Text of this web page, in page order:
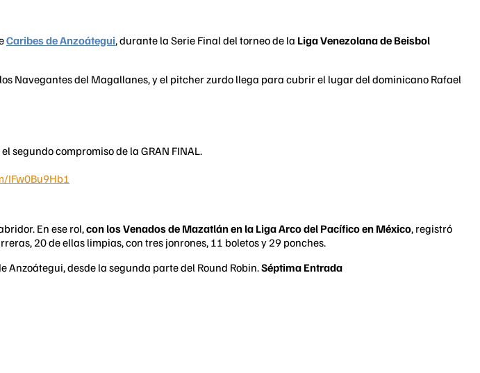
Caribes de Anzoátegui, durante la Serie Final del torneo de la Liga Venezolana de Beisbol
Navegantes del Magallanes, y el pitcher zurdo llega para cubrir el lugar del dominicano Rafael
segundo compromiso de la GRAN FINAL.
IFw0Bu9Hb1
En ese rol,con los Venados de Mazatlán en la Liga Arco del Pacífico en México, registró
20 de ellas limpias, con tres jonrones, 11 boletos y 29 ponches.
Anzoátegui, desde la segunda parte del Round Robin.Séptima Entrada